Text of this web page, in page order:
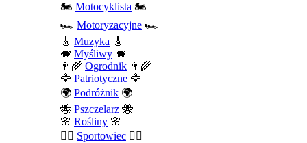
🏍️ Motocyklista 🏍️
🏎️ Motoryzacyjne 🏎️
🎸 Muzyka 🎸
🐗 Myśliwy 🐗
👨‍🌾 Ogrodnik 👨‍🌾
🦅 Patriotyczne 🦅
🌍 Podróżnik 🌍
🐝 Pszczelarz 🐝
🌸 Rośliny 🌸
🤾‍♀️ Sportowiec 🤾‍♀️